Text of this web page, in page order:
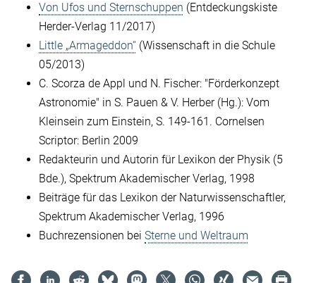
Von Ufos und Sternschuppen (Entdeckungskiste
Herder-Verlag 11/2017)
Little „Armageddon“ (Wissenschaft in die Schule
05/2013)
C. Scorza de Appl und N. Fischer: "Förderkonzept
Astronomie" in S. Pauen & V. Herber (Hg.): Vom
Kleinsein zum Einstein, S. 149-161. Cornelsen
Scriptor: Berlin 2009
Redakteurin und Autorin für Lexikon der Physik (5
Bde.), Spektrum Akademischer Verlag, 1998
Beiträge für das Lexikon der Naturwissenschaftler,
Spektrum Akademischer Verlag, 1996
Buchrezensionen bei Sterne und Weltraum